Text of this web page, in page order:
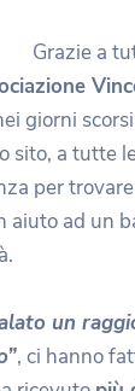
Grazie a
giorni
sito, a tutte
per
aiuto ad un
un
, ci hanno